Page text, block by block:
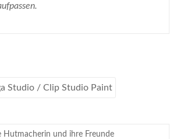
Studio / Clip Studio Paint
Hutmacherin und ihre Freunde